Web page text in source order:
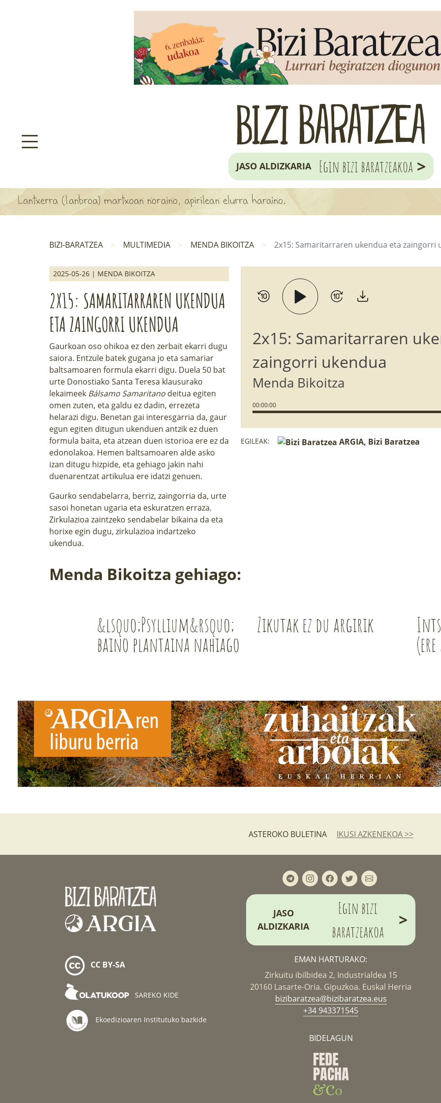
ARBOLA APARTEN MAPA
JASO ALDIZKARIA Egin bizi baratzeakoa >
Lantxerra (lanbroa) martxoan noraino, apirilean elurra haraino.
BIZI-BARATZEA MULTIMEDIA MENDA BIKOITZA 2x15: Samaritarraren ukendua eta zaingorri
2025-05-26 | MENDA BIKOITZA
2X15: SAMARITARRAREN UKENDUA
ETA ZAINGORRI UKENDUA
Gaurkoan oso ohikoa ez den zerbait ekarri dugu
saiora. Entzule batek gugana jo eta samariar
baltsamoaren formula ekarri digu. Duela 50 bat
urte Donostiako Santa Teresa klausurako
lekaimeek Bálsamo Samaritano deitua egiten
omen zuten, eta galdu ez dadin, errezeta
helarazi digu. Benetan gai interesgarria da, gaur
egun egiten ditugun ukenduen antzik ez duen
formula baita, eta atzean duen istorioa ere ez da
edonolakoa. Hemen baltsamoaren alde asko
izan ditugu hizpide, eta gehiago jakin nahi
duenarentzatartikulua ere idatzi genuen.
Gaurko sendabelarra, berriz, zaingorria da, urte
sasoi honetan ugaria eta eskuratzen erraza.
Zirkulazioa zaintzeko sendabelar bikaina da eta
horixe egin dugu, zirkulazioa indartzeko
ukendua.
2x15: Samaritarraren
zaingorri ukendua
Menda Bikoitza
00:00:00
EGILEAK: ARGIA, Bizi Baratzea
Menda Bikoitza gehiago:
&lsquo;Psyllium&rsquo;
baino plantaina nahiago
Zikutak ez du argirik
ASTEROKO BULETINA IKUSI AZKENEKOA >>
CC BY-SA
SAREKO KIDE
Ekoedizioaren Institutuko bazkide
JASO
ALDIZKARIA
Egin bizi
baratzeakoa
>
EMAN HARTURAKO:
Zirkuitu ibilbidea 2, Industrialdea 15
20160 Lasarte-Oria. Gipuzkoa. Euskal Herria
bizibaratzea@bizibaratzea.eus
+34 943371545
BIDELAGUN